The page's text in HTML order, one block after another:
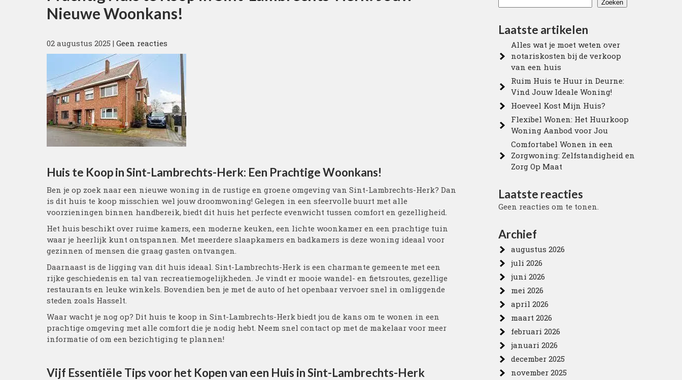
Nieuwe Woonkans!
02 augustus 2025 | Geen reacties
Huis te Koop in Sint-Lambrechts-Herk: Een Prachtige Woonkans!
Ben je op zoek naar een nieuwe woning in de rustige en groene omgeving van Sint-Lambrechts-Herk? Dan
is dit huis te koop misschien wel jouw droomwoning! Gelegen in een sfeervolle buurt met alle
voorzieningen binnen handbereik, biedt dit huis het perfecte evenwicht tussen comfort en gezelligheid.
Het huis beschikt over ruime kamers, een moderne keuken, een lichte woonkamer en een prachtige tuin
waar je heerlijk kunt ontspannen. Met meerdere slaapkamers en badkamers is deze woning ideaal voor
gezinnen of mensen die graag gasten ontvangen.
Daarnaast is de ligging van dit huis ideaal. Sint-Lambrechts-Herk is een charmante gemeente met een
rijke geschiedenis en tal van recreatiemogelijkheden. Je vindt er mooie wandel- en fietsroutes, gezellige
restaurants en leuke winkels. Bovendien ben je met de auto of het openbaar vervoer snel in omliggende
steden zoals Hasselt.
Waar wacht je nog op? Dit huis te koop in Sint-Lambrechts-Herk biedt jou de kans om te wonen in een
prachtige omgeving met alle comfort die je nodig hebt. Neem snel contact op met de makelaar voor meer
informatie of om een bezichtiging te plannen!
Vijf Essentiële Tips voor het Kopen van een Huis in Sint-Lambrechts-Herk
Zoeken
Laatste artikelen
Alles wat je moet weten over
notariskosten bij de verkoop
van een huis
Ruim Huis te Huur in Deurne:
Vind Jouw Ideale Woning!
Hoeveel Kost Mijn Huis?
Flexibel Wonen: Het Huurkoop
Woning Aanbod voor Jou
Comfortabel Wonen in een
Zorgwoning: Zelfstandigheid en
Zorg Op Maat
Laatste reacties
Geen reacties om te tonen.
Archief
augustus 2026
juli 2026
juni 2026
mei 2026
april 2026
maart 2026
februari 2026
januari 2026
december 2025
november 2025